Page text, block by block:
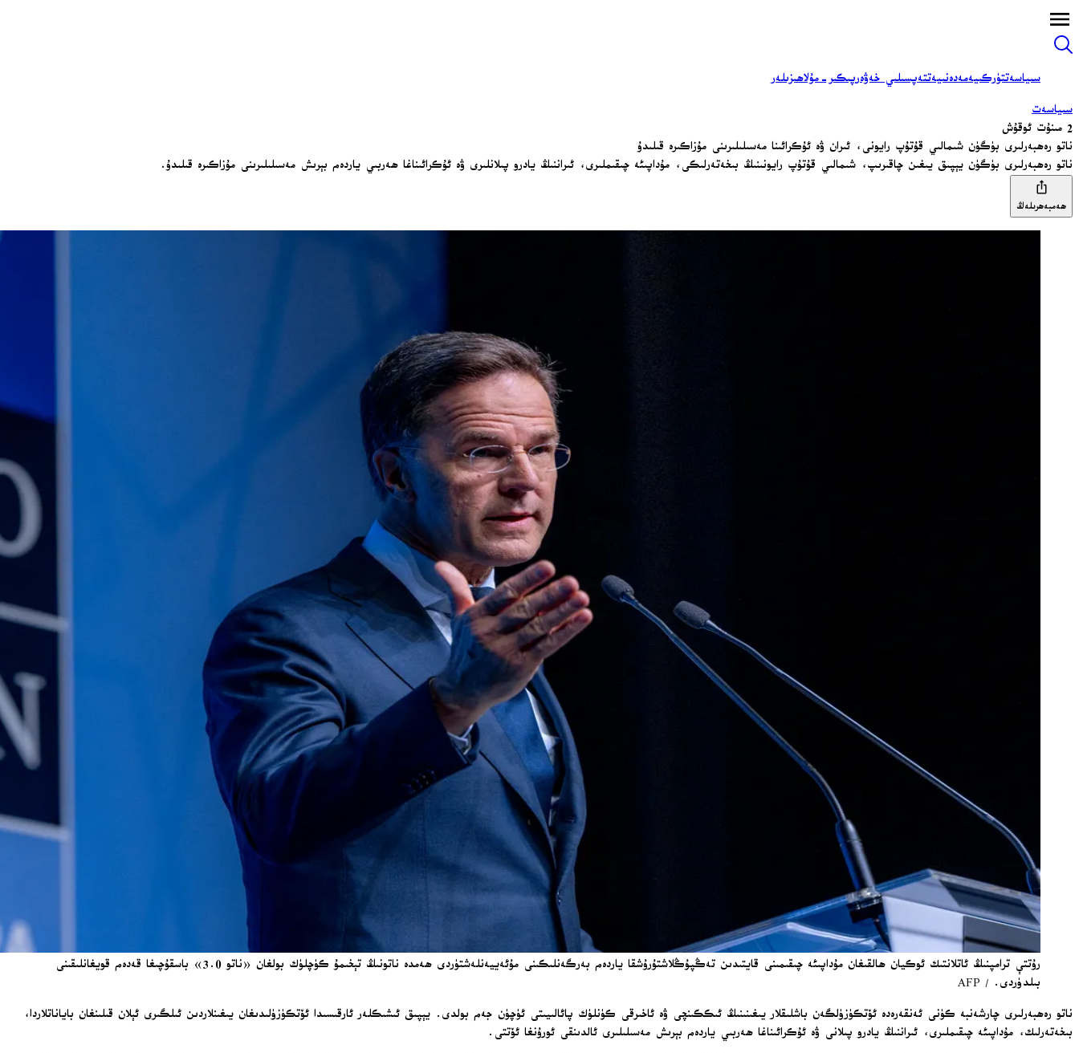
سىياسەتتۈركىيەمەدەنىيەتتەپسىلىي خەۋەرپىكىر-مۇلاھىزىلەر
سىياسەت
2 مىنۇت ئوقۇش
ناتو رەھبەرلىرى بۈگۈن شىمالىي قۇتۇپ رايونى، ئىران ۋە ئۇكرائىنا مەسىلىلىرىنى مۇزاكىرە قىلىدۇ
ناتو رەھبەرلىرى بۈگۈن يېپىق يىغىن چاقىرىپ، شىمالىي قۇتۇپ رايونىنىڭ بىخەتەرلىكى، مۇداپىئە چىقىملىرى، ئىراننىڭ يادرو پىلانلىرى ۋە ئۇكرائىناغا ھەربىي ياردەم بېرىش مەسىلىلىرىنى مۇزاكىرە قىلىدۇ.
ھەمبەھرىلەڭ
رۇتتې ترامپنىڭ ئاتلانتىك ئوكيان ھالقىغان مۇداپىئە چىقىمىنى قايتىدىن تەڭپۇڭلاشتۇرۇشقا ياردەم بەرگەنلىكىنى مۇئەييەنلەشتۈردى ھەمدە ناتونىڭ تېخىمۇ كۈچلۈك بولغان «ناتو 3.0» باسقۇچىغا قەدەم قويغانلىقىنى
بىلدۈردى. / AFP
ناتو رەھبەرلىرى چارشەنبە كۈنى ئەنقەرەدە ئۆتكۈزۈلگەن باشلىقلار يىغىنىنىڭ ئىككىنچى ۋە ئاخىرقى كۈنلۈك پائالىيىتى ئۈچۈن جەم بولدى. يېپىق ئىشىكلەر ئارقىسىدا ئۆتكۈزۈلىدىغان يىغىنلاردىن ئىلگىرى ئېلان قىلىنغان باياناتلاردا،
بىخەتەرلىك، مۇداپىئە چىقىملىرى، ئىراننىڭ يادرو پىلانى ۋە ئۇكرائىناغا ھەربىي ياردەم بېرىش مەسىلىلىرى ئالدىنقى ئورۇنغا ئۆتتى.